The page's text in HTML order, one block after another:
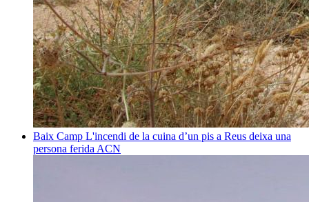
Baix Camp L'incendi de la cuina d’un pis a Reus deixa una
persona ferida ACN